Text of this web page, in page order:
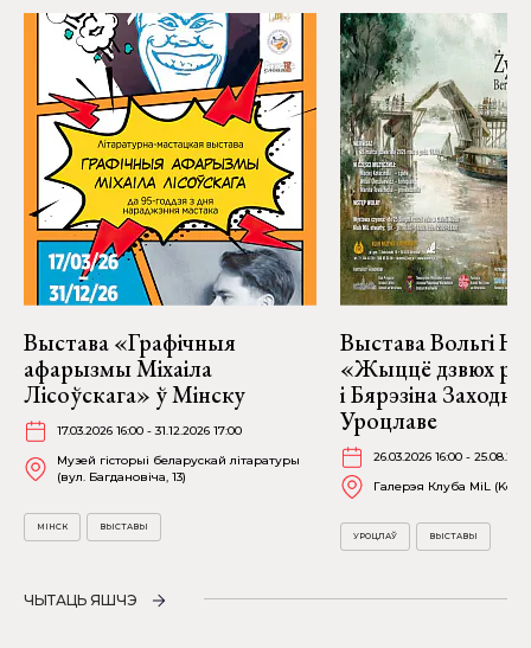
Выстава «Графічныя
афарызмы Міхаіла
Лісоўскага» ў Мінску
17.03.2026 16:00 - 31.12.2026 17:00
Музей гісторыі беларускай літаратуры
(вул. Багдановіча, 13)
МІНСК ВЫСТАВЫ
Выстава Вольгі
«Жыццё дзвюх
і Бярэзіна
Уроцлаве
26.03.2026 16:00 -
Галерэя Клуба MiL
УРОЦЛАЎ ВЫСТАВЫ
ЧЫТАЦЬ ЯШЧЭ